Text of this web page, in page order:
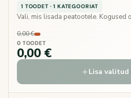
1 TOODET · 1 KATEGOORIAT
Vali, mis lisada peatootele. Kogused
0,00 €
0 TOODET
0,00 €
Lisa valitud